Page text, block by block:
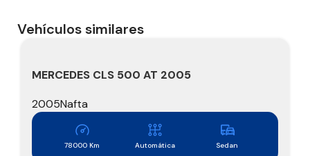
Vehículos similares
MERCEDES CLS 500 AT 2005
2005Nafta
78000 Km Automática Sedan